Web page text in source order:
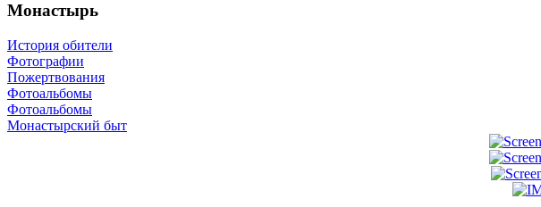
Монастырь
История обители
Фотографии
Пожертвования
Фотоальбомы
Фотоальбомы
Монастырский быт